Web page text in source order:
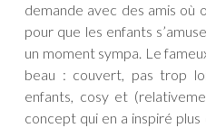
demande avec des amis
pour que les enfants
un moment sympa. Le
beau : couvert, pas trop
enfants, cosy et
concept qui en a inspiré